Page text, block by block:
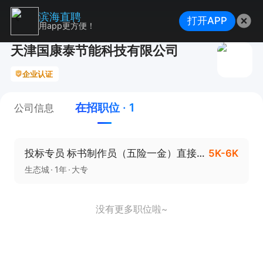
天津国康泰节能科技有限公司
企业认证
公司信息 在招职位 · 1
投标专员 标书制作员（五险一金）直接电话联系 5K-6K
生态城 1年 大专
没有更多职位啦~
滨海直聘
用app更方便！ 打开APP